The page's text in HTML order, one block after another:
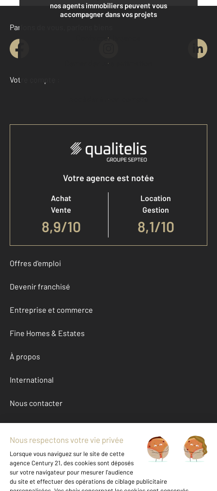
nos agents immobiliers peuvent vous
accompagner dans vos projets
Contacter l'agence
Demander une estimation
Parlons de vous, parlons biens
Votre compte :
Accéder à mon compte
Votre agence est notée
Achat
Vente
8,9/10
Location
Gestion
8,1/10
Offres d'emploi
Devenir franchisé
Entreprise et commerce
Fine Homes & Estates
À propos
International
Nous contacter
Mentions légales & CGU et Barèmes d'honoraires
Données personnelles
Gestionnaire des cookies